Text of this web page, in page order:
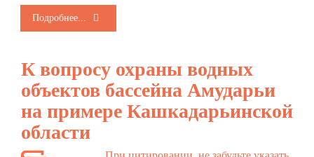
Подробнее...
К вопросу охраны водных
объектов бассейна Амударьи
на примере Кашкадарьинской
области